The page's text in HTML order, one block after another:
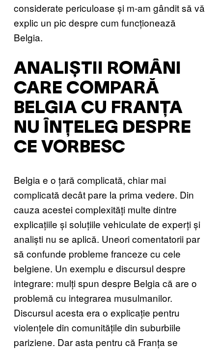
considerate periculoase și m-am gândit să vă
explic un pic despre cum funcționează
Belgia.
ANALIȘTII ROMÂNI
CARE COMPARĂ
BELGIA CU FRANȚA
NU ÎNȚELEG DESPRE
CE VORBESC
Belgia e o țară complicată, chiar mai
complicată decât pare la prima vedere. Din
cauza acestei complexități multe dintre
explicațiile și soluțiile vehiculate de experți și
analiști nu se aplică. Uneori comentatorii par
să confunde probleme franceze cu cele
belgiene. Un exemplu e discursul despre
integrare: mulți spun despre Belgia că are o
problemă cu integrarea musulmanilor.
Discursul acesta era o explicație pentru
violențele din comunitățile din suburbiile
pariziene. Dar asta pentru că Franța se